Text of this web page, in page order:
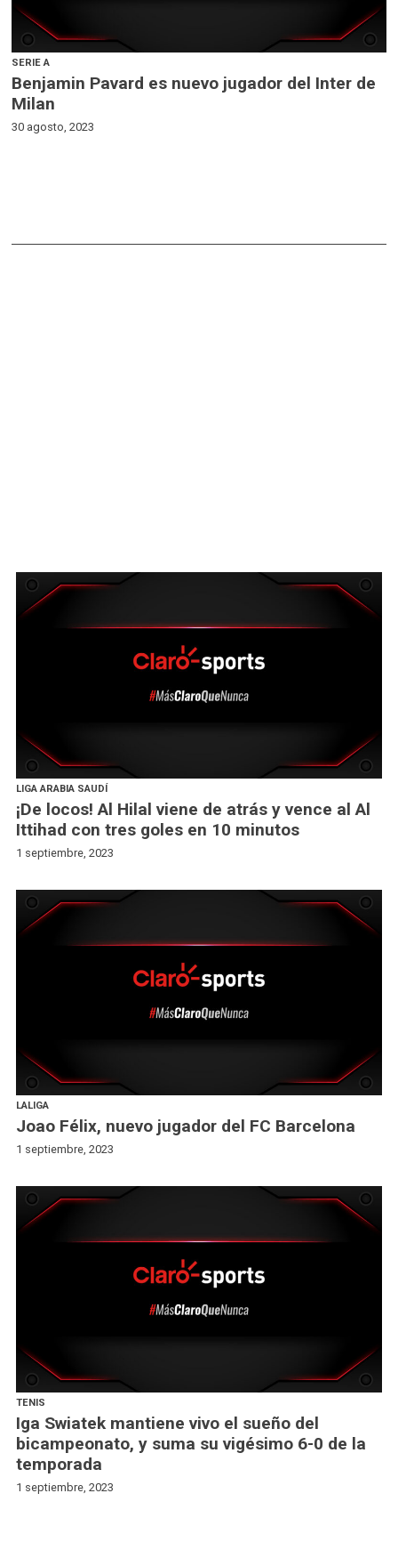
LIGA ARABIA SAUDÍ
¡De locos! Al Hilal viene de atrás y vence al Al
Ittihad con tres goles en 10 minutos
1 septiembre, 2023
LALIGA
Joao Félix, nuevo jugador del FC Barcelona
1 septiembre, 2023
TENIS
Iga Swiatek mantiene vivo el sueño del
bicampeonato, y suma su vigésimo 6-0 de la
temporada
1 septiembre, 2023
SERIE A
Benjamin Pavard es nuevo jugador del Inter de
Milan
30 agosto, 2023